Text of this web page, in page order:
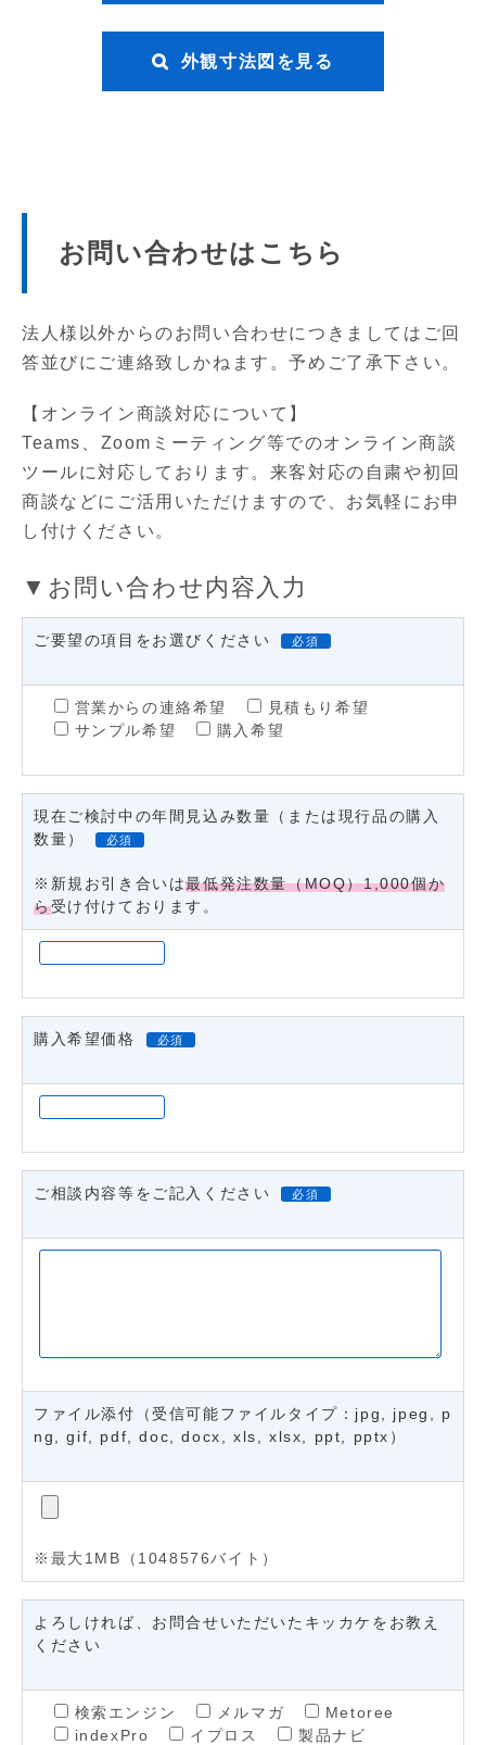
外観寸法図を見る
お問い合わせはこちら
法人様以外からのお問い合わせにつきましてはご回
答並びにご連絡致しかねます。予めご了承下さい。
【オンライン商談対応について】
Teams、Zoomミーティング等でのオンライン商談
ツールに対応しております。来客対応の自粛や初回
商談などにご活用いただけますので、お気軽にお申
し付けください。
▼お問い合わせ内容入力
ご要望の項目をお選びください 必須
営業からの連絡希望
見積もり希望
サンプル希望
購入希望
現在ご検討中の年間見込み数量（または現行品の購入
数量）
必須
※新規お引き合いは最低発注数量（MOQ）1,000個か
ら受け付けております。
購入希望価格 必須
ご相談内容等をご記入ください 必須
ファイル添付（受信可能ファイルタイプ：jpg, jpeg, p
ng, gif, pdf, doc, docx, xls, xlsx, ppt, pptx）
※最大1MB（1048576バイト）
よろしければ、お問合せいただいたキッカケをお教え
ください
検索エンジン メルマガ
Metoree
indexPro
イプロス
製品ナビ